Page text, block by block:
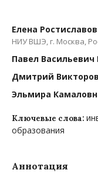
Елена
НИУ ВШЭ, г. Москва,
Павел Васильевич
Дмитрий
Эльмира
Ключевые слова:
образования
Аннотация